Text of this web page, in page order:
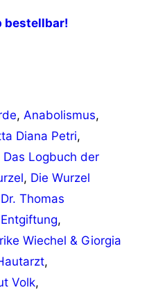
bestellbar!
,Anabolismus,
Diana Petri,
Das Logbuch der
, Die Wurzel
Dr. Thomas
Entgiftung,
Wiechel & Giorgia
,
Volk,